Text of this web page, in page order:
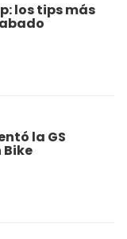
los tips más
la GS